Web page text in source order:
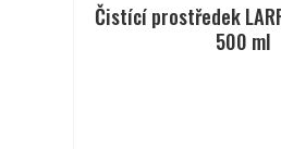
Čistící prostředek
500 ml